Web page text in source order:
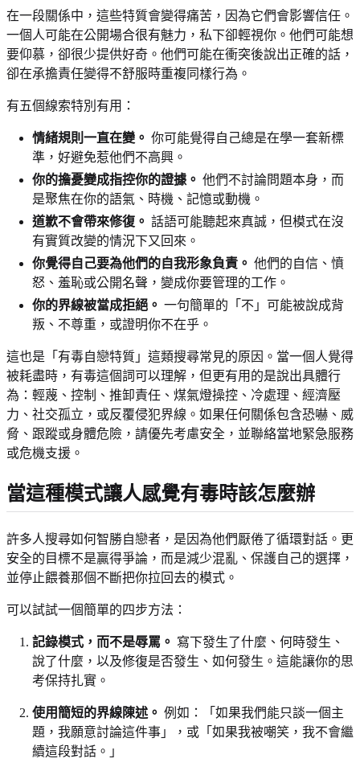
在一段關係中，這些特質會變得痛苦，因為它們會影響信任。
一個人可能在公開場合很有魅力，私下卻輕視你。他們可能想
要仰慕，卻很少提供好奇。他們可能在衝突後說出正確的話，
卻在承擔責任變得不舒服時重複同樣行為。
有五個線索特別有用：
情緒規則一直在變。 你可能覺得自己總是在學一套新標
準，好避免惹他們不高興。
你的擔憂變成指控你的證據。 他們不討論問題本身，而
是聚焦在你的語氣、時機、記憶或動機。
道歉不會帶來修復。 話語可能聽起來真誠，但模式在沒
有實質改變的情況下又回來。
你覺得自己要為他們的自我形象負責。 他們的自信、憤
怒、羞恥或公開名聲，變成你要管理的工作。
你的界線被當成拒絕。 一句簡單的「不」可能被說成背
叛、不尊重，或證明你不在乎。
這也是「有毒自戀特質」這類搜尋常見的原因。當一個人覺得
被耗盡時，有毒這個詞可以理解，但更有用的是說出具體行
為：輕蔑、控制、推卸責任、煤氣燈操控、冷處理、經濟壓
力、社交孤立，或反覆侵犯界線。如果任何關係包含恐嚇、威
脅、跟蹤或身體危險，請優先考慮安全，並聯絡當地緊急服務
或危機支援。
當這種模式讓人感覺有毒時該怎麼辦
許多人搜尋如何智勝自戀者，是因為他們厭倦了循環對話。更
安全的目標不是贏得爭論，而是減少混亂、保護自己的選擇，
並停止餵養那個不斷把你拉回去的模式。
可以試試一個簡單的四步方法：
記錄模式，而不是辱罵。 寫下發生了什麼、何時發生、
說了什麼，以及修復是否發生、如何發生。這能讓你的思
考保持扎實。
使用簡短的界線陳述。 例如：「如果我們能只談一個主
題，我願意討論這件事」，或「如果我被嘲笑，我不會繼
續這段對話。」